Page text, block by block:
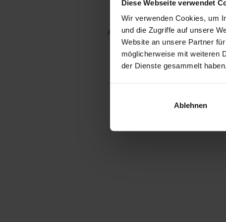
Diese Webseite verwendet
Wir verwenden Cookies, um
und die Zugriffe auf unsere
Website an unsere Partner
möglicherweise mit weiteren
der Dienste gesammelt haben.
Ablehnen
Application error: a client-side